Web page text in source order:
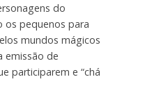
do
os pequenos para
mundos mágicos
emissão de
participarem e “chá